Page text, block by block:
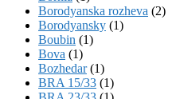
Borodyanska rozheva (2)
Borodyansky (1)
Boubin (1)
Bova (1)
Bozhedar(1)
BRA 15/33 (1)